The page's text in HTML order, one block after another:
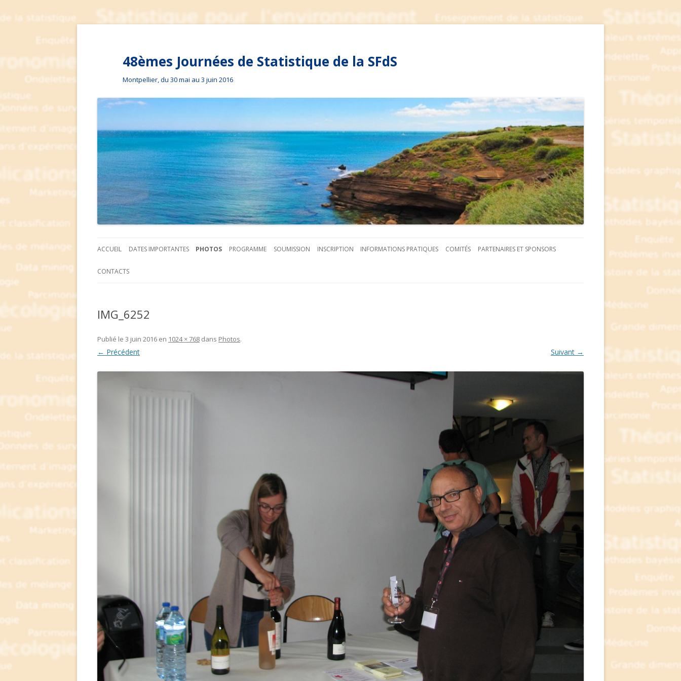
48èmes Journées de Statistique de la SFdS
Montpellier, du 30 mai au 3 juin 2016
ACCUEIL DATES IMPORTANTES PHOTOS PROGRAMME SOUMISSION INSCRIPTION INFORMATIONS PRATIQUES COMITÉS PARTENAIRES ET SPONSORS
CONTACTS
IMG_6252
Publié le 3 juin 2016 en 1024 × 768 dans Photos.
← Précédent Suivant →